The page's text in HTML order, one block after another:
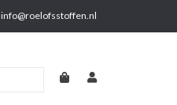
info@roelofsstoffen.nl